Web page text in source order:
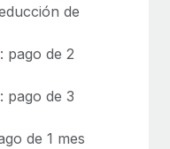
de
pago de 2
pago de 3
de 1 mes